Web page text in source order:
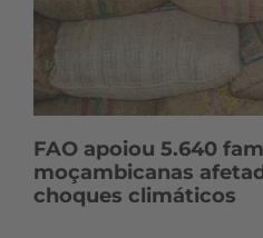
FAO apoiou 5.640
moçambicanas
choques climáticos